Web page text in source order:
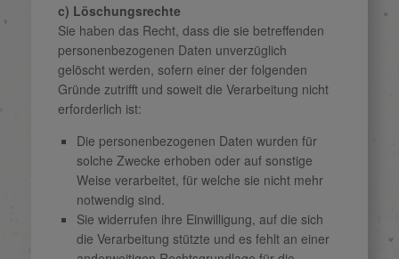
c) Löschungsrechte
Sie haben das Recht, dass die sie betreffenden
personenbezogenen Daten unverzüglich
gelöscht werden, sofern einer der folgenden
Gründe zutrifft und soweit die Verarbeitung nicht
erforderlich ist:
Die personenbezogenen Daten wurden für
solche Zwecke erhoben oder auf sonstige
Weise verarbeitet, für welche sie nicht mehr
notwendig sind.
Sie widerrufen ihre Einwilligung, auf die sich
die Verarbeitung stützte und es fehlt an einer